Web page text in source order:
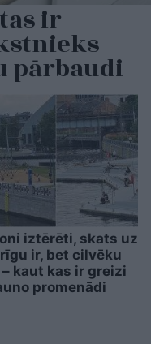
ir
pārbaudi
iztērēti, skats uz
ir, bet cilvēku
– kaut kas ir greizi
promenādi